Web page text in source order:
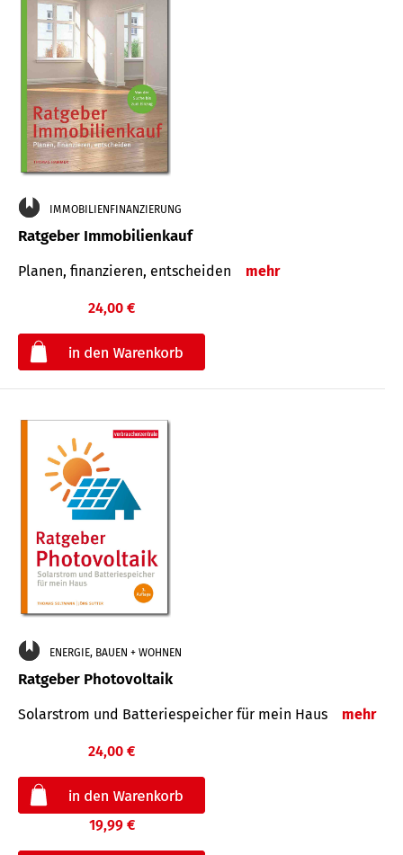
IMMOBILIENFINANZIERUNG
Ratgeber Immobilienkauf
Planen, finanzieren, entscheiden mehr
24,00 €
ENERGIE, BAUEN + WOHNEN
Ratgeber Photovoltaik
Solarstrom und Batteriespeicher für mein Haus mehr
24,00 €
19,99 €